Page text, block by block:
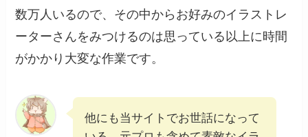
数万人いるので、その中からお好みのイラストレ
ーターさんをみつけるのは思っている以上に時間
がかかり大変な作業です。
他にも当サイトでお世話になって